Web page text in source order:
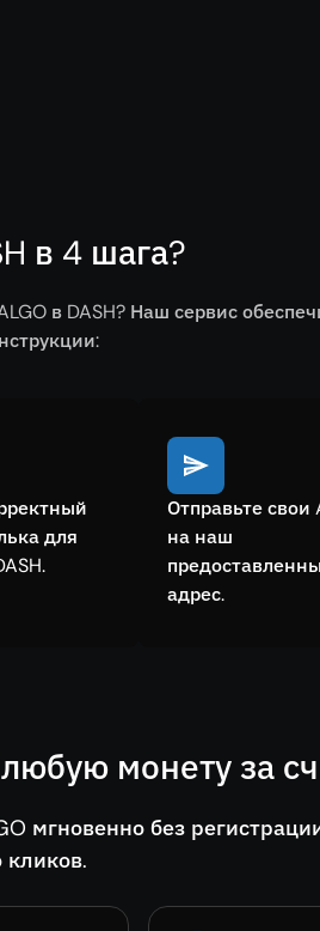
в 4 шага?
в DASH? Наш сервис
для
Отправьте свои
на наш
адрес.
монету за
мгновенно без